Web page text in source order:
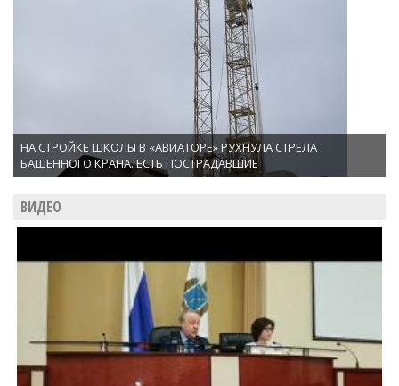
НА СТРОЙКЕ ШКОЛЫ В «АВИАТОРЕ» РУХНУЛА СТРЕЛА
БАШЕННОГО КРАНА. ЕСТЬ ПОСТРАДАВШИЕ
ВИДЕО